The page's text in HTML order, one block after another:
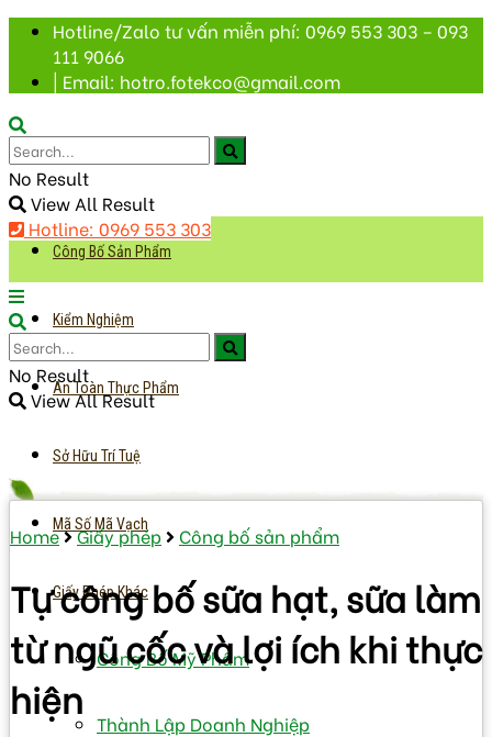
Hotline/Zalo tư vấn miễn phí: 0969 553 303 – 093
111 9066
| Email: hotro.fotekco@gmail.com
No Result
View All Result
Hotline: 0969 553 303
Công Bố Sản Phẩm
Kiểm Nghiệm
An Toàn Thực Phẩm
Sở Hữu Trí Tuệ
Mã Số Mã Vạch
Giấy Phép Khác
Công Bố Mỹ Phẩm
Thành Lập Doanh Nghiệp
No Result
View All Result
Home Giấy phép Công bố sản phẩm
Tự công bố sữa hạt, sữa làm
từ ngũ cốc và lợi ích khi thực
hiện